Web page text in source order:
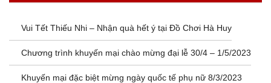
Vui Tết Thiếu Nhi – Nhận quà hết ý tại Đồ Chơi Hà Huy
Chương trình khuyến mại chào mừng đại lễ 30/4 – 1/5/2023
Khuyến mại đặc biệt mừng ngày quốc tế phụ nữ 8/3/2023